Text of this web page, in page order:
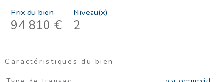
Prix du bien
94 810 €
Niveau(x)
2
Caractéristiques du bien